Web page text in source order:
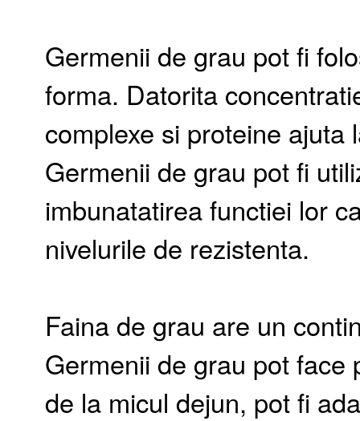
Germenii de grau pot fi
forma. Datorita
complexe si proteine
Germenii de grau pot fi
imbunatatirea functiei lor
nivelurile de rezistenta.
Faina de grau are un
Germenii de grau pot
de la micul dejun, pot fi